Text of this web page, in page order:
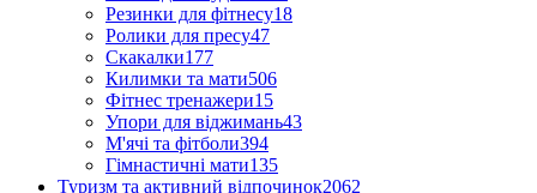
Резинки для фітнесу18
Ролики для пресу47
Скакалки177
Килимки та мати506
Фітнес тренажери15
Упори для віджимань43
М'ячі та фітболи394
Гімнастичні мати135
Туризм та активний відпочинок2062